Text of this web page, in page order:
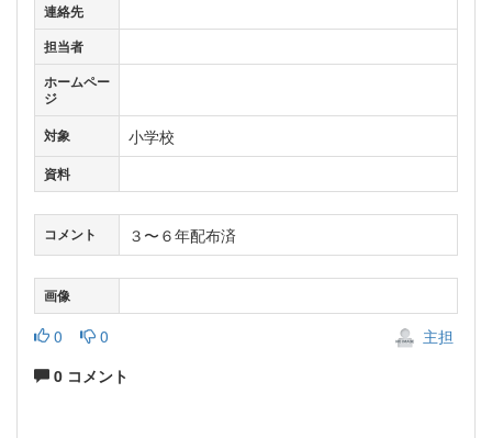
連絡先
担当者
ホームペー
ジ
対象
小学校
資料
コメント ３〜６年配布済
画像
0 0
主担
0 コメント